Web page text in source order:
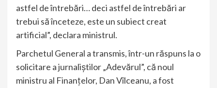
astfel de întrebări… deci astfel de întrebări ar
trebui să înceteze, este un subiect creat
artificial”, declara ministrul.
Parchetul General a transmis, într-un răspuns la o
solicitare a jurnaliştilor „Adevărul”, că noul
ministru al Finanţelor, Dan Vîlceanu, a fost